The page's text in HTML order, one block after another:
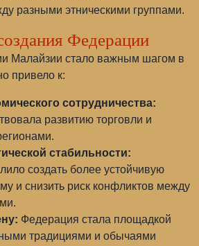
разными этническими группами.
Федерации
Малайзии стало важным шагом в
привело к:
сотрудничества:
развитию торговли и
стабильности:
создать более устойчивую
и снизить риск конфликтов между
Федерация стала площадкой
традициями и обычаями